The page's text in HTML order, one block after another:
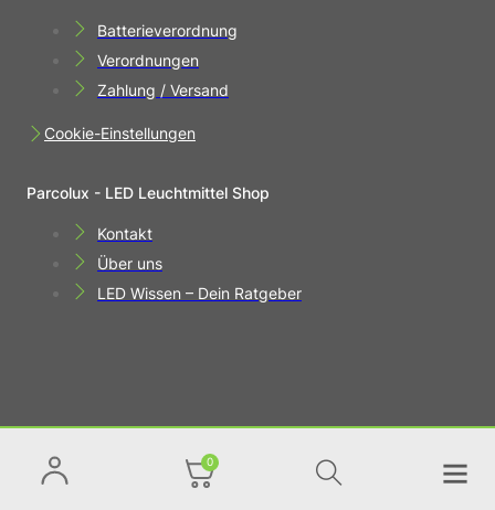
0
Batterieverordnung
Verordnungen
Zahlung / Versand
Cookie-Einstellungen
Parcolux - LED Leuchtmittel Shop
Kontakt
Über uns
LED Wissen – Dein Ratgeber